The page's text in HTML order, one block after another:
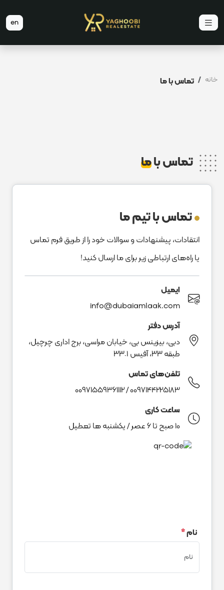
en
خانه تماس با ما
تماس باما
تماس با تیم ما
انتقادات، پیشنهادات و سوالات خود را از طریق فرم تماس
یا راه‌های ارتباطی زیر برای ما ارسال کنید!
ایمیل
info@dubaiamlaak.com
آدرس دفتر
دبی، بیزینس بی، خیابان مراسی، برج اداری چرچیل،
طبقه ٣٣، آفیس ٣٣٠١
تلفن‌های تماس
0097144225183
/
00971559361112
ساعت کاری
10 صبح تا 6 عصر / یکشنبه ها تعطیل
نام*